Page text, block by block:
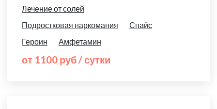
Лечение от солей
Подростковая наркомания
Спайс
Героин
Амфетамин
от 1100 руб / сутки